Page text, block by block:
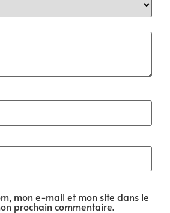
mon e-mail et mon site dans le
prochain commentaire.